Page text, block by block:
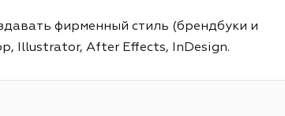
фирменный стиль (брендбуки и
Illustrator, After Effects, InDesign.